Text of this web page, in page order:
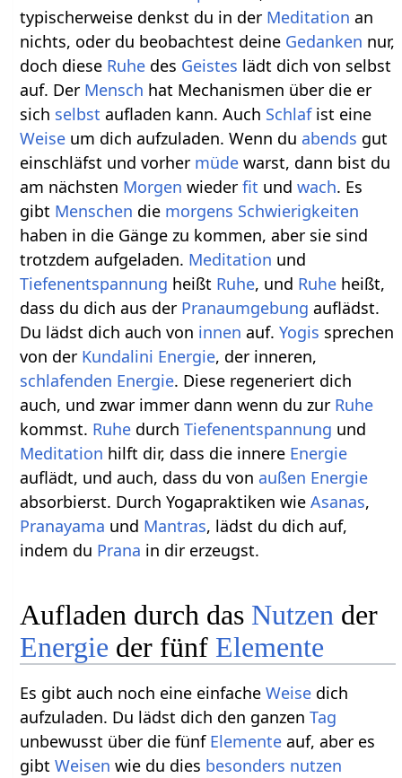
typischerweise denkst du in der Meditation an
nichts, oder du beobachtest deine Gedanken nur,
doch diese Ruhe des Geistes lädt dich von selbst
auf. Der Mensch hat Mechanismen über die er
sich selbst aufladen kann. Auch Schlafist eine
Weise um dich aufzuladen. Wenn du abends gut
einschläfst und vorher müde warst, dann bist du
am nächsten Morgen wiederfit undwach. Es
gibt Menschen die morgens Schwierigkeiten
haben in die Gänge zu kommen, aber sie sind
trotzdem aufgeladen. Meditation und
Tiefenentspannung heißt Ruhe, und Ruhe heißt,
dass du dich aus der Pranaumgebung auflädst.
Du lädst dich auch von innen auf.Yogis sprechen
von der Kundalini Energie, der inneren,
schlafenden Energie. Diese regeneriert dich
auch, und zwar immer dann wenn du zur Ruhe
kommst. Ruhe durchTiefenentspannung und
Meditation hilft dir, dass die innere Energie
auflädt, und auch, dass du von außen Energie
absorbierst. Durch Yogapraktiken wieAsanas,
Pranayama und Mantras, lädst du dich auf,
indem du Prana in dir erzeugst.
Aufladen durch das Nutzen der
Energie der fünf Elemente
Es gibt auch noch eine einfacheWeise dich
aufzuladen. Du lädst dich den ganzenTag
unbewusst über die fünf Elemente auf, aber es
gibtWeisen wie du dies besonders nutzen